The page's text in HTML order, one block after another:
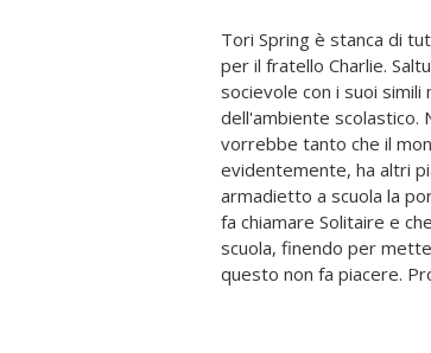
Tori Spring è stanca di
per il fratello Charlie.
socievole con i suoi
dell'ambiente scolastico.
vorrebbe tanto che il
evidentemente, ha altri
armadietto a scuola la
fa chiamare Solitaire e
scuola, finendo per
questo non fa piacere.
intorno all'identità di
nome Michael Holden. E
avere alcuna intenzione
Profondamente
nulla di lui. Davvero.
Holden dell'era digitale",
offre uno sguardo
adolescente che si